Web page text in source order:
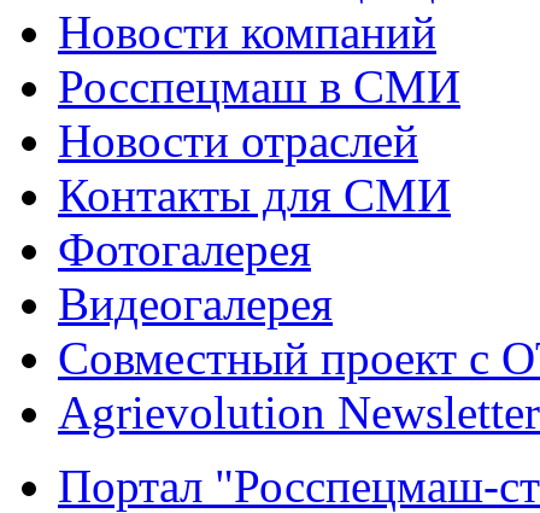
Новости компаний
Росспецмаш в СМИ
Новости отраслей
Контакты для СМИ
Фотогалерея
Видеогалерея
Совместный проект с
Agrievolution Newsletter
Портал "Росспецмаш-